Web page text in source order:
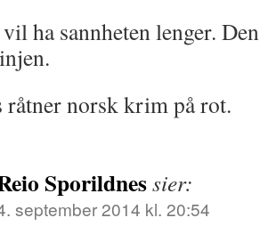
ha sannheten lenger.
råtner norsk krim på rot.
Sporildnessier:
september 2014 kl. 20:54